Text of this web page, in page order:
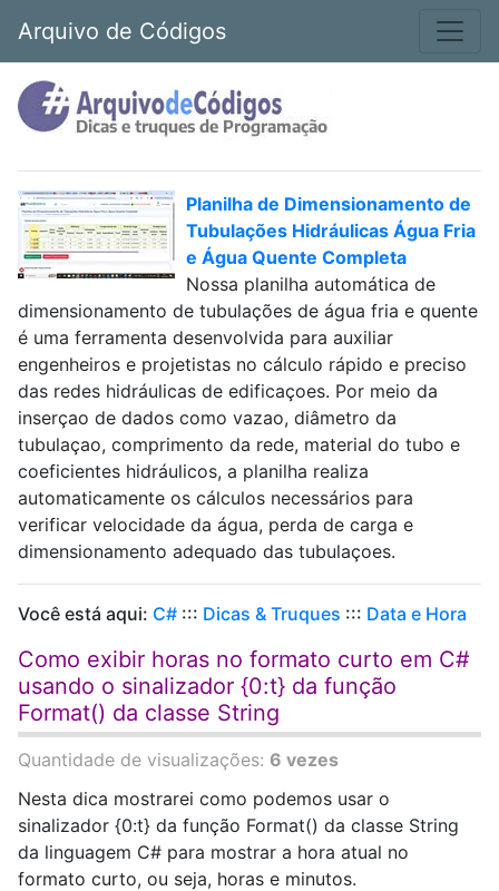
Arquivo de Códigos
Planilha de Dimensionamento de
Tubulações Hidráulicas Água Fria
e Água Quente Completa
Nossa planilha automática de
dimensionamento de tubulações de água fria e quente
é uma ferramenta desenvolvida para auxiliar
engenheiros e projetistas no cálculo rápido e preciso
das redes hidráulicas de edificaçoes. Por meio da
inserçao de dados como vazao, diâmetro da
tubulaçao, comprimento da rede, material do tubo e
coeficientes hidráulicos, a planilha realiza
automaticamente os cálculos necessários para
verificar velocidade da água, perda de carga e
dimensionamento adequado das tubulaçoes.
Você está aqui: C# ::: Dicas & Truques ::: Data e Hora
Como exibir horas no formato curto em C#
usando o sinalizador {0:t} da função
Format() da classe String
Quantidade de visualizações: 6 vezes
Nesta dica mostrarei como podemos usar o
sinalizador {0:t} da função Format() da classe String
da linguagem C# para mostrar a hora atual no
formato curto, ou seja, horas e minutos.